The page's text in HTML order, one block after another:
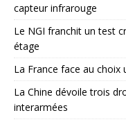
capteur infrarouge
Le NGI franchit un test
étage
La France face au choix
La Chine dévoile trois
interarmées